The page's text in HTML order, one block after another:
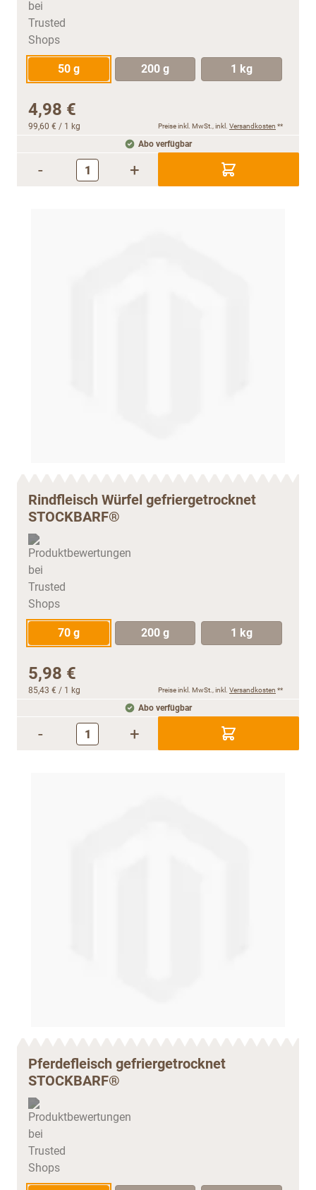
50 g 200 g 1 kg
4,98 €
99,60 € / 1 kg Preise inkl. MwSt., inkl. Versandkosten **
Abo verfügbar
- +
Rindfleisch Würfel gefriergetrocknet
STOCKBARF®
70 g 200 g 1 kg
5,98 €
85,43 € / 1 kg Preise inkl. MwSt., inkl. Versandkosten **
Abo verfügbar
- +
Pferdefleisch gefriergetrocknet
STOCKBARF®